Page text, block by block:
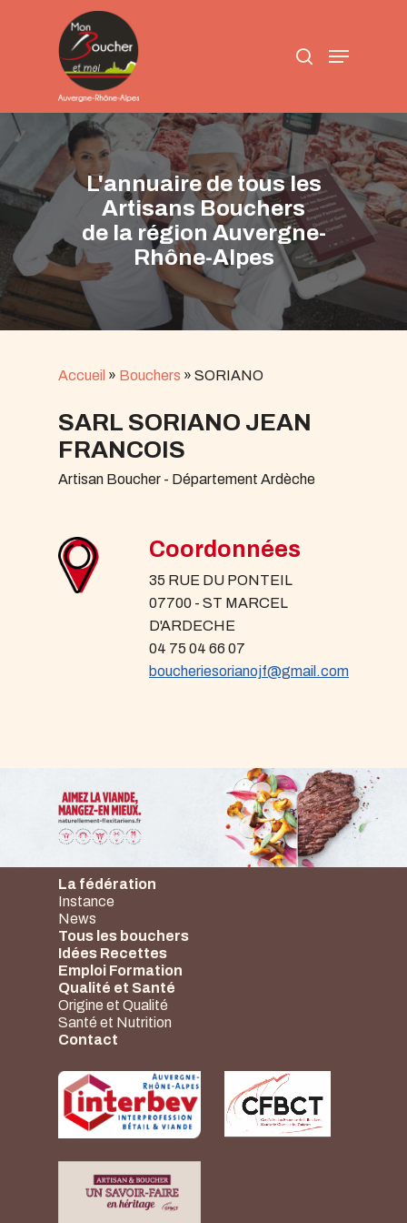
Menu
L'annuaire de tous les
Artisans Bouchers
de la région Auvergne-
Rhône-Alpes
Accueil » Bouchers » SORIANO
SARL SORIANO JEAN
FRANCOIS
Artisan Boucher - Département Ardèche
Coordonnées
35 RUE DU PONTEIL
07700 - ST MARCEL
D'ARDECHE
04 75 04 66 07
boucheriesorianojf@gmail.com
La fédération
Instance
News
Tous les bouchers
Idées Recettes
Emploi Formation
Qualité et Santé
Origine et Qualité
Santé et Nutrition
Contact